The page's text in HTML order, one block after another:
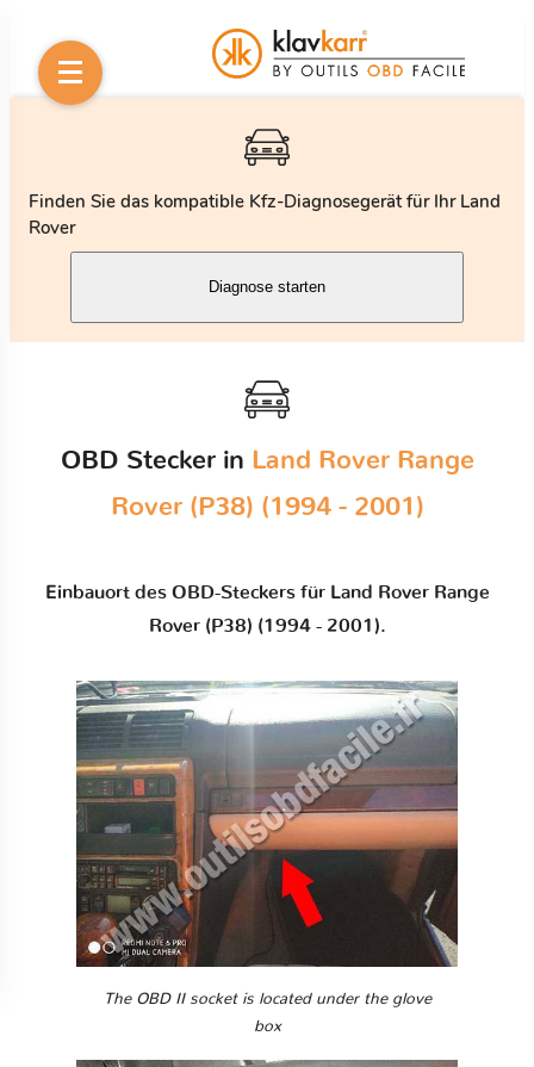
Finden Sie das kompatible Kfz-Diagnosegerät für Ihr Land
Rover
Diagnose starten
OBD Stecker in Land Rover Range
Rover (P38) (1994 - 2001)
Einbauort des OBD-Steckers für Land Rover Range
Rover (P38) (1994 - 2001).
The OBD II socket is located under the glove
box